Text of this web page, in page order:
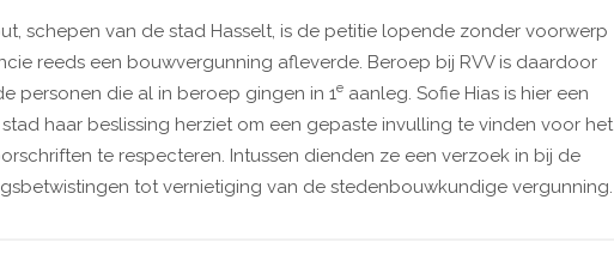
schepen van de stad Hasselt, is de petitie lopende zonder voorwerp
reeds een bouwvergunning afleverde. Beroep bij RVV is daardoor
personen die al in beroep gingen in 1e aanleg. Sofie Hias is hier een
haar beslissing herziet om een gepaste invulling te vinden voor het
te respecteren. Intussen dienden ze een verzoek in bij de
tot vernietiging van de stedenbouwkundige vergunning.